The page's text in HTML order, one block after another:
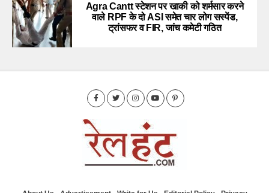
Agra Cantt स्टेशन पर खाकी को शर्मसार करने
वाले RPF के दो ASI समेत चार लोग सस्पेंड,
ट्रांसफर व FIR, जांच कमेटी गठित